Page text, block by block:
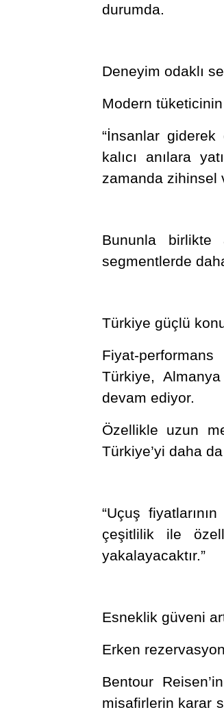
durumda.
Deneyim odaklı
Modern
“İnsanlar
kalıcı anılara
zamanda zihinsel
Bununla birlikte
segmentlerde
Türkiye güçlü
Fiyat-
Türkiye,
devam ediyor.
Özellikle uzun
Türkiye’yi daha
“Uçuş
çeşitlilik ile
yakalayacaktır.”
Esneklik güveni
Erken
Bentour
misafirlerin karar